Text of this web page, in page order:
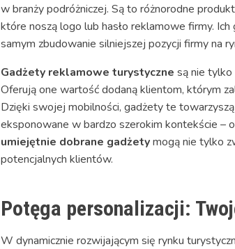
w branży podróżniczej. Są to różnorodne
które noszą logo lub hasło reklamowe firmy.
samym zbudowanie silniejszej pozycji firmy na
Gadżety reklamowe turystyczne są nie tylko
Oferują one wartość dodaną klientom, którym
Dzięki swojej mobilności, gadżety te
eksponowane w bardzo szerokim kontekście –
umiejętnie dobrane gadżetymogą nie tylko
potencjalnych klientów.
Potęga personalizacji:
W dynamicznie rozwijającym się rynku